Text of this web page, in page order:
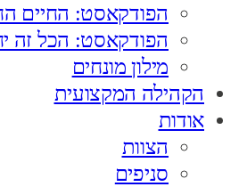
הפודקאסט: החיים
הפודקאסט: הכל זה
מילון מונחים
הקהילה המקצועית
אודות
הצוות
סניפים